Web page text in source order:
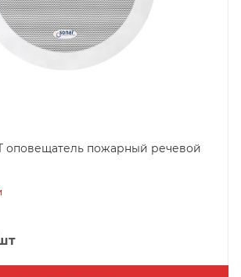
оповещатель пожарный речевой